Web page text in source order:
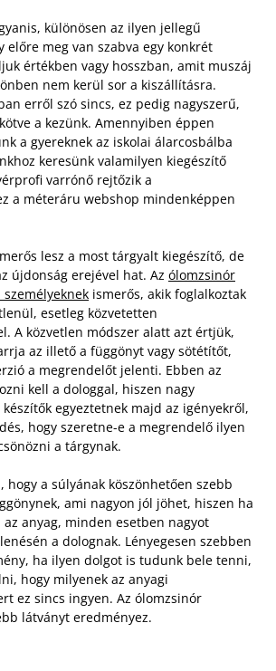
különösen az ilyen jellegű
előre meg van szabva egy konkrét
értékben vagy hosszban, amit muszáj
nem kerül sor a kiszállításra.
erről szó sincs, ez pedig nagyszerű,
a kezünk. Amennyiben éppen
a gyereknek az iskolai álarcosbálba
keresünk valamilyen kiegészítő
varrónő rejtőzik a
a méteráru webshop mindenképpen
lesz a most tárgyalt kiegészítő, de
újdonság erejével hat. Az ólomzsinór
ismerős, akik foglalkoztak
esetleg közvetetten
A közvetlen módszer alatt azt értjük,
az illető a függönyt vagy sötétítőt,
a megrendelőt jelenti. Ebben az
kell a dologgal, hiszen nagy
egyeztetnek majd az igényekről,
hogy szeretne-e a megrendelő ilyen
a tárgynak.
hogy a súlyának köszönhetően szebb
ami nagyon jól jöhet, hiszen ha
anyag, minden esetben nagyot
a dolognak. Lényegesen szebben
ha ilyen dolgot is tudunk bele tenni,
hogy milyenek az anyagi
ez sincs ingyen. Az ólomzsinór
látványt eredményez.